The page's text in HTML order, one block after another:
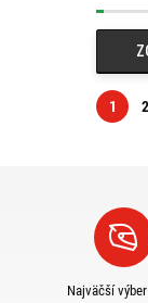
1 2
Najväčší